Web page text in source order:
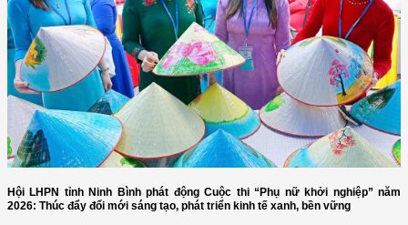
Hội LHPN tỉnh Ninh Bình phát động Cuộc thi “Phụ nữ khởi nghiệp” năm
2026: Thúc đẩy đổi mới sáng tạo, phát triển kinh tế xanh, bền vững